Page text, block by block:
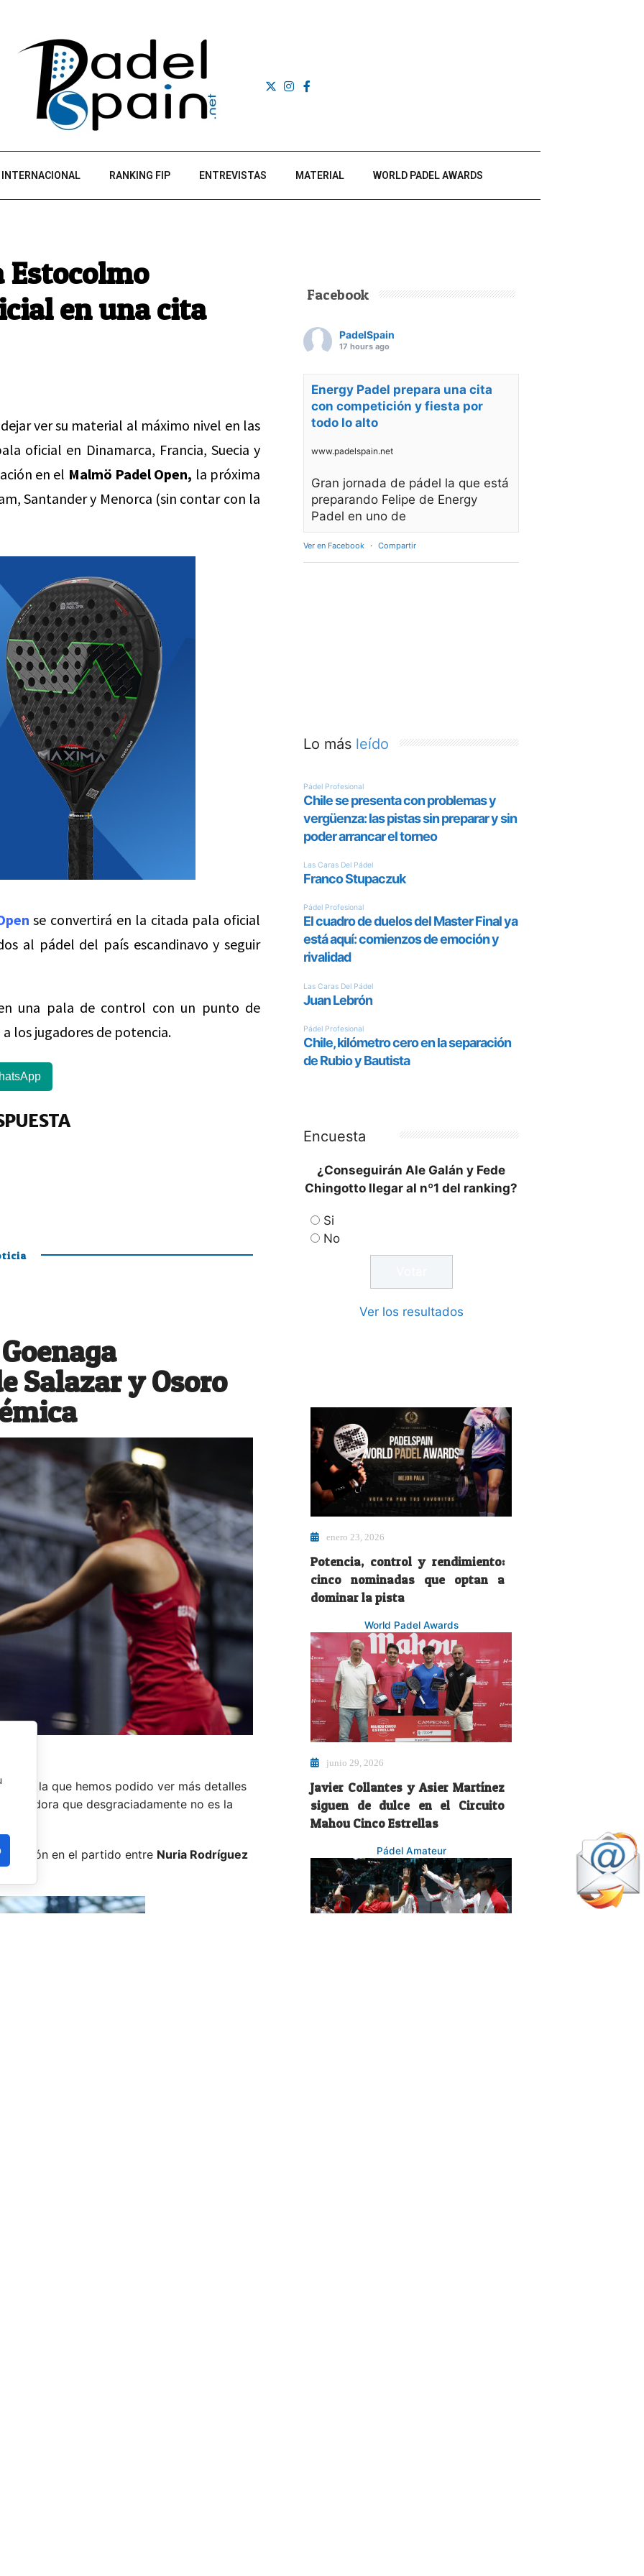
INTERNACIONAL RANKING FIP ENTREVISTAS MATERIAL WORLD PADEL AWARDS
en una cita
ver su material al máximo nivel en las
oficial en Dinamarca, Francia, Suecia y
en el Malmö Padel Open, la próxima
Santander y Menorca (sin contar con la
se convertirá en la citada pala oficial
al pádel del país escandinavo y seguir
una pala de control con un punto de
los jugadores de potencia.
Salazar y Osoro
en la que hemos podido ver más detalles
jugadora que desgraciadamente no es la
ocasión en el partido entre Nuria Rodríguez
Facebook
PadelSpain
17 hours ago
Energy Padel prepara una cita
con competición y fiesta por
todo lo alto
www.padelspain.net
Gran jornada de pádel la que está
preparando Felipe de Energy
Padel en uno de
Ver en Facebook · Compartir
Lo más leído
Encuesta
¿Conseguirán Ale Galán y Fede
Chingotto llegar al nº1 del ranking?
Si
No
Ver los resultados
enero 23, 2026
Potencia, control y rendimiento:
cinco nominadas que optan a
dominar la pista
World Padel Awards
junio 29, 2026
Javier Collantes y Asier Martínez
siguen de dulce en el Circuito
Mahou Cinco Estrellas
Pádel Amateur